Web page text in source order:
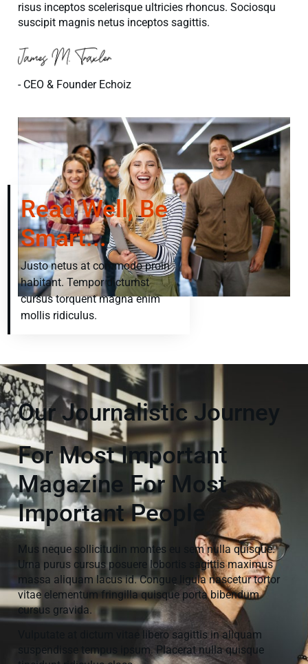
Read Well, Be
Smart...
Justo netus at commodo proin
habitant. Tempor dictumst
cursus torquent magna enim
mollis ridiculus.
risus inceptos scelerisque ultricies rhoncus. Sociosqu
suscipit magnis netus inceptos sagittis.
- CEO & Founder Echoiz
Our Journalistic Journey
For Most Important
Magazine For Most
Important People
Mus neque sollicitudin montes eu sem nulla quisque.
Urna purus cursus posuere lobortis sagittis maximus
massa aliquam lacus id. Congue ligula nascetur tortor
vitae elementum fringilla quisque porta bibendum
cursus gravida.
Vulputate at dictum vitae libero sagittis in aliquam
suspendisse tempus ipsum. Placerat nulla quisque